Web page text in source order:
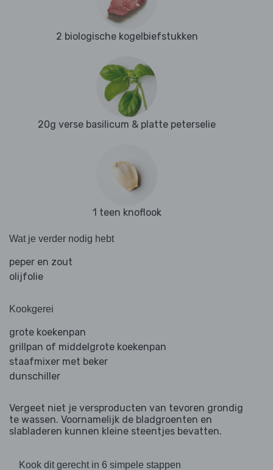
2 biologische kogelbiefstukken
20g verse basilicum & platte peterselie
1 teen knoflook
Wat je verder nodig hebt
peper en zout
olijfolie
Kookgerei
grote koekenpan
grillpan of middelgrote koekenpan
staafmixer met beker
dunschiller
Vergeet niet je versproducten van tevoren grondig
te wassen. Voornamelijk de bladgroenten en
slabladeren kunnen kleine steentjes bevatten.
Kook dit gerecht in 6 simpele stappen